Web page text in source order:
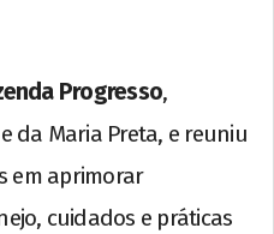
Progresso,
da Maria Preta, e reuniu
em aprimorar
cuidados e práticas